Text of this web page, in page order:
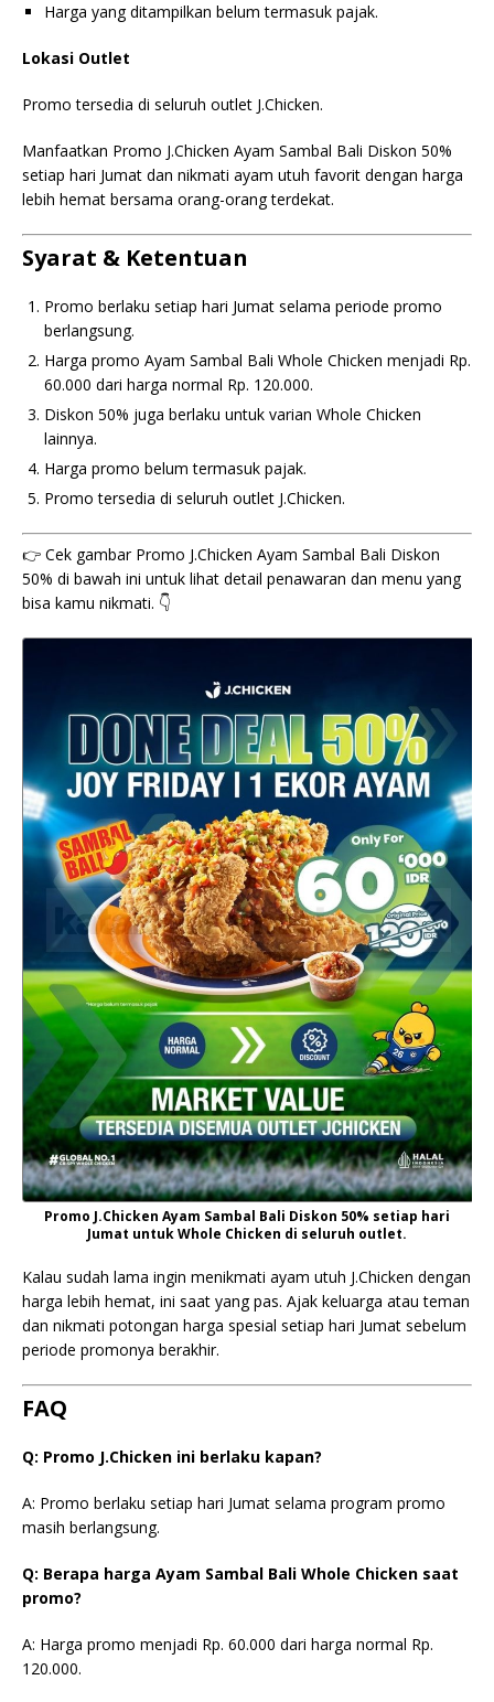
Harga yang ditampilkan belum termasuk pajak.
Lokasi Outlet
Promo tersedia di seluruh outlet J.Chicken.
Manfaatkan Promo J.Chicken Ayam Sambal Bali Diskon 50%
setiap hari Jumat dan nikmati ayam utuh favorit dengan harga
lebih hemat bersama orang-orang terdekat.
Syarat & Ketentuan
Promo berlaku setiap hari Jumat selama periode promo
berlangsung.
Harga promo Ayam Sambal Bali Whole Chicken menjadi Rp.
60.000 dari harga normal Rp. 120.000.
Diskon 50% juga berlaku untuk varian Whole Chicken
lainnya.
Harga promo belum termasuk pajak.
Promo tersedia di seluruh outlet J.Chicken.
👉 Cek gambar Promo J.Chicken Ayam Sambal Bali Diskon
50% di bawah ini untuk lihat detail penawaran dan menu yang
bisa kamu nikmati. 👇
Promo J.Chicken Ayam Sambal Bali Diskon 50% setiap hari
Jumat untuk Whole Chicken di seluruh outlet.
Kalau sudah lama ingin menikmati ayam utuh J.Chicken dengan
harga lebih hemat, ini saat yang pas. Ajak keluarga atau teman
dan nikmati potongan harga spesial setiap hari Jumat sebelum
periode promonya berakhir.
FAQ
Q: Promo J.Chicken ini berlaku kapan?
A: Promo berlaku setiap hari Jumat selama program promo
masih berlangsung.
Q: Berapa harga Ayam Sambal Bali Whole Chicken saat
promo?
A: Harga promo menjadi Rp. 60.000 dari harga normal Rp.
120.000.